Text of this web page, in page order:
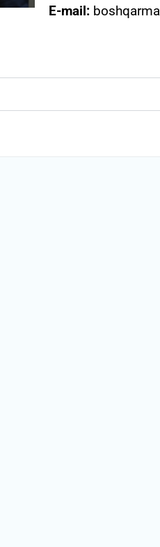
E-mail: